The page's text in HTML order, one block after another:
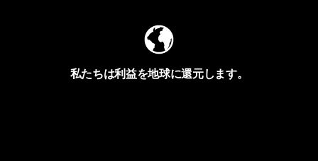
私たちは利益を地球に還元します。